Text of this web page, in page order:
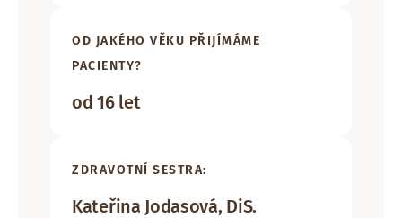
OD JAKÉHO VĚKU PŘIJÍMÁME
PACIENTY?
od 16 let
ZDRAVOTNÍ SESTRA:
Kateřina Jodasová, DiS.